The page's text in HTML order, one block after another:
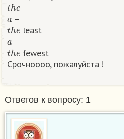
a–
th least
a
th
fewest
Срочноооо, пожалуйста ! ​
Ответов к вопросу: 1